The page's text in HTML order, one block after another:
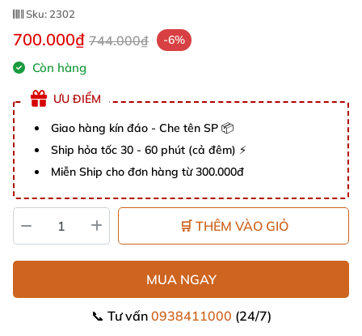
Sku: 2302
700.000₫ 744.000₫ -6%
Còn hàng
ƯU ĐIỂM
Giao hàng kín đáo - Che tên SP 📦
Ship hỏa tốc 30 - 60 phút (cả đêm) ⚡
Miễn Ship cho đơn hàng từ 300.000đ
🛒 THÊM VÀO GIỎ
MUA NGAY
📞 Tư vấn 0938411000 (24/7)